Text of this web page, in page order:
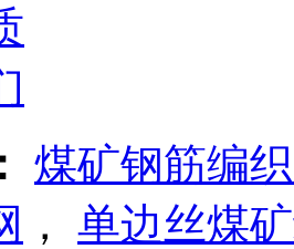
煤矿钢筋编
， 单边丝煤